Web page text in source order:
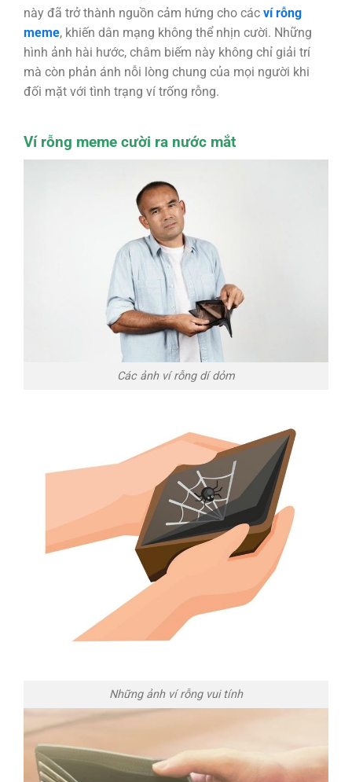
này đã trở thành nguồn cảm hứng cho các ví rỗng
meme, khiến dân mạng không thể nhịn cười. Những
hình ảnh hài hước, châm biếm này không chỉ giải trí
mà còn phản ánh nỗi lòng chung của mọi người khi
đối mặt với tình trạng ví trống rỗng.
Ví rỗng meme cười ra nước mắt
Các ảnh ví rỗng dí dỏm
Những ảnh ví rỗng vui tính